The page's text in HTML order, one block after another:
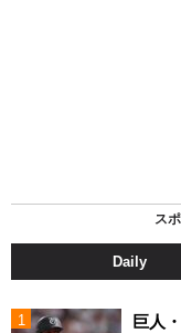
ス
Daily
巨人